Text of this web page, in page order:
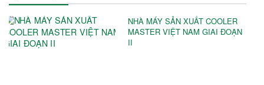
NHÀ MÁY SẢN XUẤT COOLER
MASTER VIỆT NAM GIAI ĐOẠN
II